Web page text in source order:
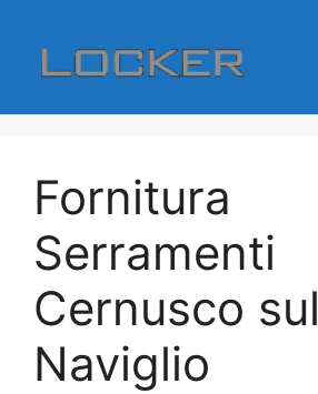
contenuto
Fornitura
Serramenti
Cernusco sul
Naviglio